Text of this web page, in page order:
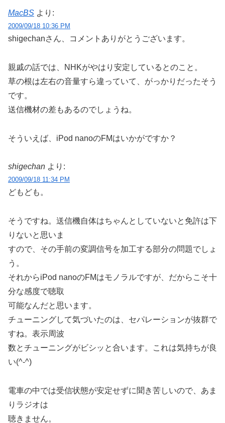
MacBS より:
2009/09/18 10:36 PM
shigechanさん、コメントありがとうございます。
親戚の話では、NHKがやはり安定しているとのこと。
草の根は左右の音量すら違っていて、がっかりだったそう
です。
送信機材の差もあるのでしょうね。
そういえば、iPod nanoのFMはいかがですか？
shigechan より:
2009/09/18 11:34 PM
どもども。
そうですね。送信機自体はちゃんとしていないと免許は下
りないと思いま
すので、その手前の変調信号を加工する部分の問題でしょ
う。
それからiPod nanoのFMはモノラルですが、だからこそ十
分な感度で聴取
可能なんだと思います。
チューニングして気づいたのは、セパレーションが抜群で
すね。表示周波
数とチューニングがビシッと合います。これは気持ちが良
い(^-^)
電車の中では受信状態が安定せずに聞き苦しいので、あま
りラジオは
聴きません。